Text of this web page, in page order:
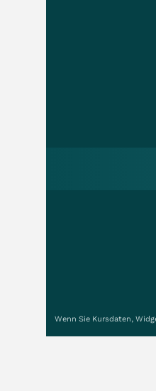
Wenn Sie Kursdaten,